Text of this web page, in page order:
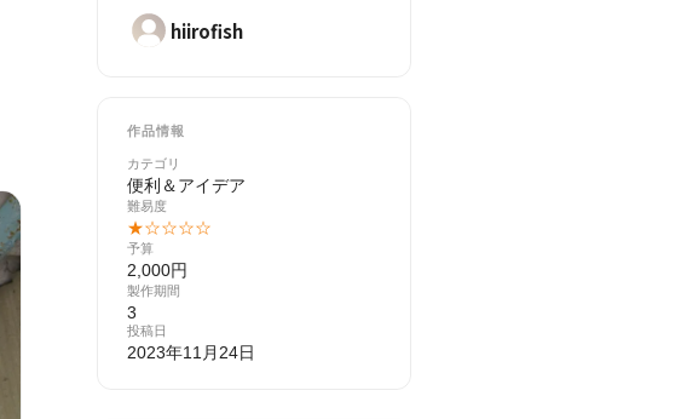
hiirofish
作品情報
カテゴリ
便利＆アイデア
難易度
★☆☆☆☆
予算
2,000円
製作期間
3
投稿日
2023年11月24日